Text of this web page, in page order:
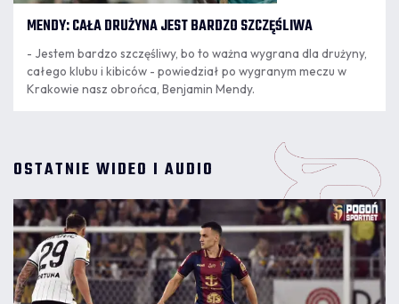
MENDY: CAŁA DRUŻYNA JEST BARDZO SZCZĘŚLIWA
- Jestem bardzo szczęśliwy, bo to ważna wygrana dla drużyny,
całego klubu i kibiców - powiedział po wygranym meczu w
Krakowie nasz obrońca, Benjamin Mendy.
OSTATNIE WIDEO I AUDIO